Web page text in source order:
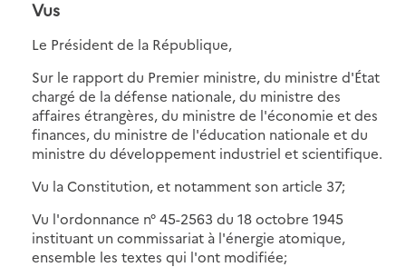
Vus
Le Président de la République,
Sur le rapport du Premier ministre, du ministre d'État
chargé de la défense nationale, du ministre des
affaires étrangères, du ministre de l'économie et des
finances, du ministre de l'éducation nationale et du
ministre du développement industriel et scientifique.
Vu la Constitution, et notamment son article 37;
Vu l'ordonnance n° 45-2563 du 18 octobre 1945
instituant un commissariat à l'énergie atomique,
ensemble les textes qui l'ont modifiée;